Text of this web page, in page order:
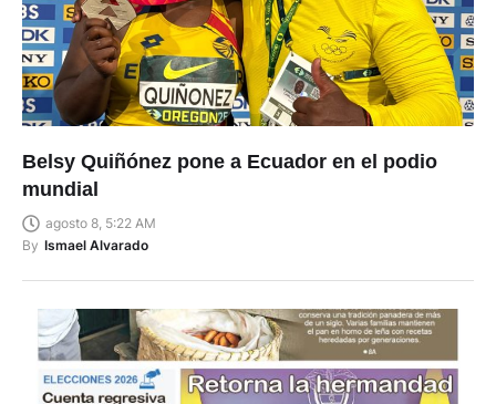
Belsy Quiñónez pone a Ecuador en el podio
mundial
agosto 8, 5:22 AM
By Ismael Alvarado